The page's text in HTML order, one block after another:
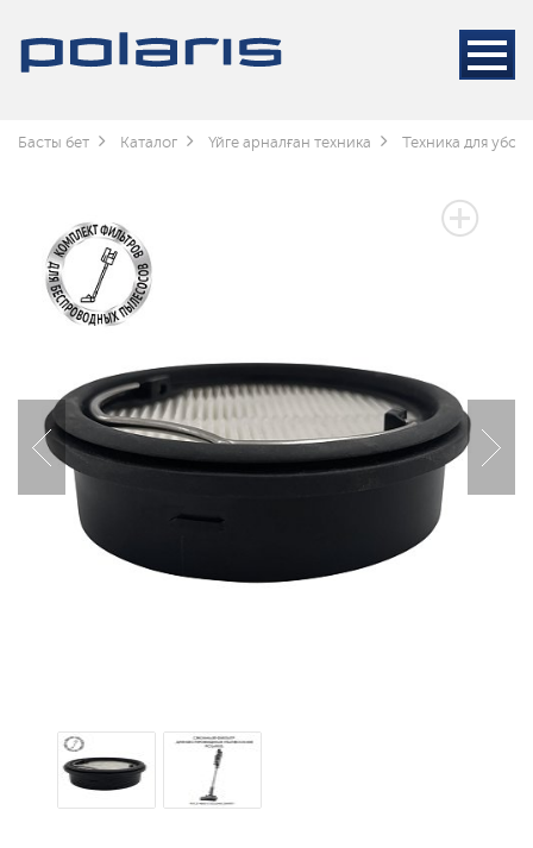
Басты бет Каталог Үйге арналған техника Техника для